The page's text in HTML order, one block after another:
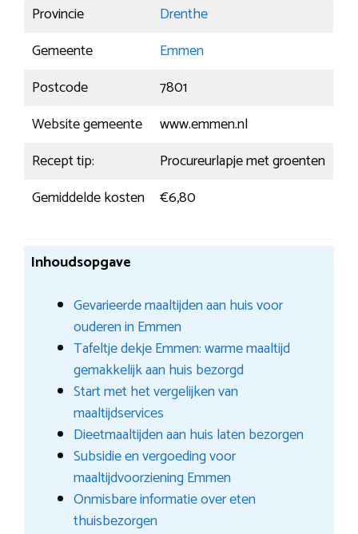
Provincie
Drenthe
Gemeente
Emmen
Postcode
7801
Website gemeente
www.emmen.nl
Recept tip:
Procureurlapje met groenten
Gemiddelde kosten
€6,80
Inhoudsopgave
Gevarieerde maaltijden aan huis voor
ouderen in Emmen
Tafeltje dekje Emmen: warme maaltijd
gemakkelijk aan huis bezorgd
Start met het vergelijken van
maaltijdservices
Dieetmaaltijden aan huis laten bezorgen
Subsidie en vergoeding voor
maaltijdvoorziening Emmen
Onmisbare informatie over eten
thuisbezorgen